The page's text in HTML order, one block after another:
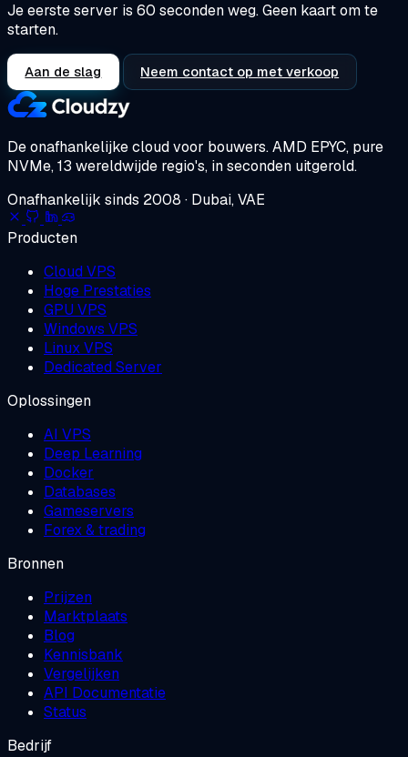
Je eerste server is 60 seconden weg. Geen kaart om te
starten.
Aan de slag Neem contact op met verkoop
De onafhankelijke cloud voor bouwers.AMD EPYC, pure
NVMe, 13 wereldwijde regio's, in seconden uitgerold.
Onafhankelijk sinds 2008 · Dubai, VAE
Producten
Cloud VPS
Hoge Prestaties
GPU VPS
Windows VPS
Linux VPS
Dedicated Server
Oplossingen
AI VPS
Deep Learning
Docker
Databases
Gameservers
Forex & trading
Bronnen
Prijzen
Marktplaats
Blog
Kennisbank
Vergelijken
API Documentatie
Status
Bedrijf